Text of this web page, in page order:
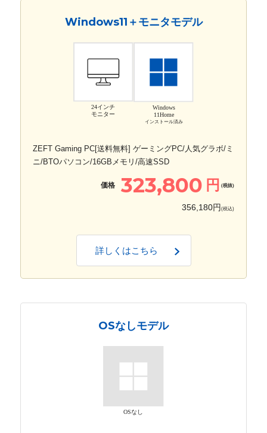
Windows11＋モニタモデル
24インチ
モニター
Windows
11Home
インストール済み
ZEFT Gaming PC[送料無料] ゲーミングPC/人気グラボ/ミ
ニ/BTOパソコン/16GBメモリ/高速SSD
価格 323,800 円 (税抜)
356,180円 (税込)
詳しくはこちら
OSなしモデル
OSなし